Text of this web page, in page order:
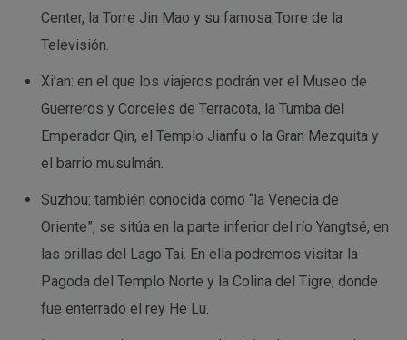
Center, la Torre Jin Mao y su famosa Torre de la
Televisión.
Xi’an: en el que los viajeros podrán ver el Museo de
Guerreros y Corceles de Terracota, la Tumba del
Emperador Qin, el Templo Jianfu o la Gran Mezquita y
el barrio musulmán.
Suzhou: también conocida como “la Venecia de
Oriente”, se sitúa en la parte inferior del río Yangtsé, en
las orillas del Lago Tai. En ella podremos visitar la
Pagoda del Templo Norte y la Colina del Tigre, donde
fue enterrado el rey He Lu.